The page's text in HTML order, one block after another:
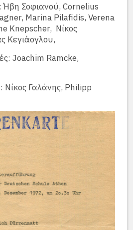
Σοφιανού, Cornelius
Marina Pilafidis, Verena
Knepscher, Νίκος
Κεγιάογλου,
Joachim Ramcke,
Γαλάνης, Philipp